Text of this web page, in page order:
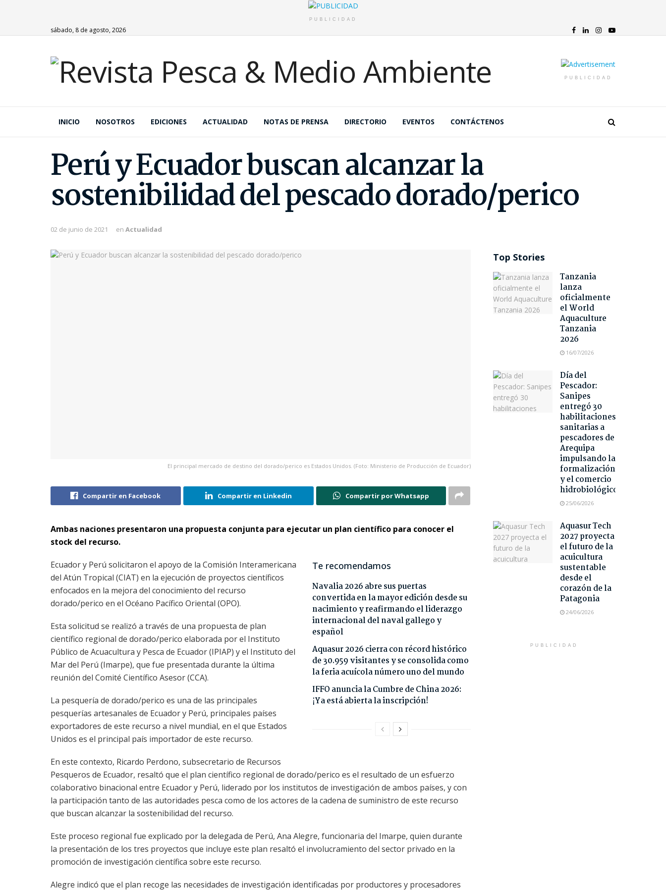
PUBLICIDAD
sábado, 8 de agosto, 2026
PUBLICIDAD
INICIO NOSOTROS EDICIONES ACTUALIDAD NOTAS DE PRENSA DIRECTORIO EVENTOS CONTÁCTENOS
Perú y Ecuador buscan alcanzar la
sostenibilidad del pescado dorado/perico
02 de junio de 2021 en Actualidad
El principal mercado de destino del dorado/perico es Estados Unidos. (Foto: Ministerio de Producción de Ecuador)
Compartir en Facebook Compartir en Linkedin Compartir por Whatsapp
Ambas naciones presentaron una propuesta conjunta para ejecutar un plan científico para conocer el
stock del recurso.
Te recomendamos
Navalia 2026 abre sus puertas
convertida en la mayor edición desde su
nacimiento y reafirmando el liderazgo
internacional del naval gallego y
español
Aquasur 2026 cierra con récord histórico
de 30.959 visitantes y se consolida como
la feria acuícola número uno del mundo
IFFO anuncia la Cumbre de China 2026:
¡Ya está abierta la inscripción!
Ecuador y Perú solicitaron el apoyo de la Comisión Interamericana
del Atún Tropical (CIAT) en la ejecución de proyectos científicos
enfocados en la mejora del conocimiento del recurso
dorado/perico en el Océano Pacífico Oriental (OPO).
Esta solicitud se realizó a través de una propuesta de plan
científico regional de dorado/perico elaborada por el Instituto
Público de Acuacultura y Pesca de Ecuador (IPIAP) y el Instituto del
Mar del Perú (Imarpe), que fue presentada durante la última
reunión del Comité Científico Asesor (CCA).
La pesquería de dorado/perico es una de las principales
pesquerías artesanales de Ecuador y Perú, principales países
exportadores de este recurso a nivel mundial, en el que Estados
Unidos es el principal país importador de este recurso.
En este contexto, Ricardo Perdono, subsecretario de Recursos
Pesqueros de Ecuador, resaltó que el plan científico regional de dorado/perico es el resultado de un esfuerzo
colaborativo binacional entre Ecuador y Perú, liderado por los institutos de investigación de ambos países, y con
la participación tanto de las autoridades pesca como de los actores de la cadena de suministro de este recurso
que buscan alcanzar la sostenibilidad del recurso.
Este proceso regional fue explicado por la delegada de Perú, Ana Alegre, funcionaria del Imarpe, quien durante
la presentación de los tres proyectos que incluye este plan resaltó el involucramiento del sector privado en la
promoción de investigación científica sobre este recurso.
Alegre indicó que el plan recoge las necesidades de investigación identificadas por productores y procesadores
Top Stories
Tanzania
lanza
oficialmente
el World
Aquaculture
Tanzania
2026
16/07/2026
Día del
Pescador:
Sanipes
entregó 30
habilitaciones
sanitarias a
pescadores de
Arequipa
impulsando la
formalización
y el comercio
hidrobiológico
25/06/2026
Aquasur Tech
2027 proyecta
el futuro de la
acuicultura
sustentable
desde el
corazón de la
Patagonia
24/06/2026
PUBLICIDAD